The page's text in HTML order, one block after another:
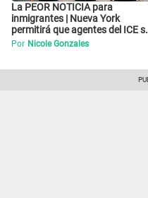
La PEOR NOTICIA para
inmigrantes | Nueva York
permitirá que agentes del ICE si
puedan CUBRIRSE EL ROSTRO
Por Nicole Gonzales